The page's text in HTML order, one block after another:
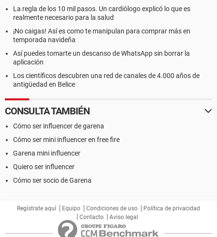
La regla de los 10 mil pasos. Un cardiólogo explicó lo que es
realmente necesario para la salud
¡No caigas! Así es como te manipulan para comprar más en
temporada navideña
Así puedes tomarte un descanso de WhatsApp sin borrar la
aplicación
Los científicos descubren una red de canales de 4.000 años de
antigüedad en Belice
CONSULTA TAMBIÉN
Cómo ser influencer de garena
Cómo ser mini influencer en free fire
Garena mini influencer
Quiero ser influencer
Cómo ser socio de Garena
Regístrate aquí Equipo Condiciones de uso
Política de privacidad
Contacto
Aviso legal